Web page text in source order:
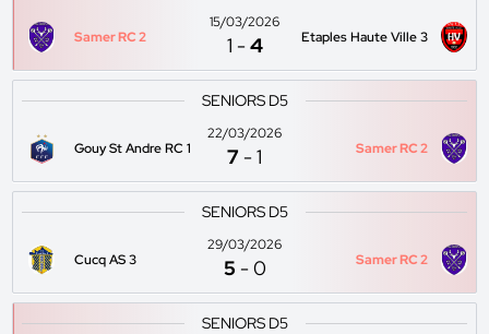
Samer RC 2
15/03/2026
1 -4 Etaples Haute Ville 3
SENIORS D5
Gouy St Andre RC 1
22/03/2026
7 -1 Samer RC 2
SENIORS D5
Cucq AS 3
29/03/2026
5 -0 Samer RC 2
SENIORS D5